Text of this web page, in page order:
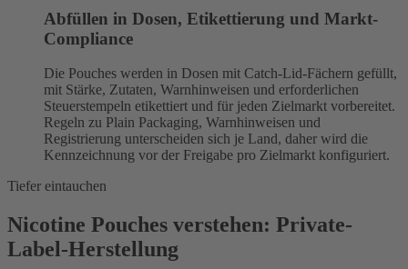
Abfüllen in Dosen, Etikettierung und Markt-
Compliance
Die Pouches werden in Dosen mit Catch-Lid-Fächern gefüllt,
mit Stärke, Zutaten, Warnhinweisen und erforderlichen
Steuerstempeln etikettiert und für jeden Zielmarkt vorbereitet.
Regeln zu Plain Packaging, Warnhinweisen und
Registrierung unterscheiden sich je Land, daher wird die
Kennzeichnung vor der Freigabe pro Zielmarkt konfiguriert.
Tiefer eintauchen
Nicotine Pouches verstehen: Private-
Label-Herstellung